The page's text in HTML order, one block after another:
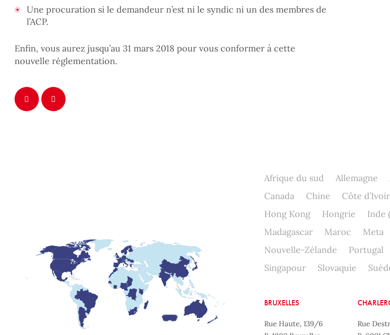
Une procuration si le demandeur n’est ni le syndic ni un des membres de
l’ACP.
Enfin, vous aurez jusqu’au 31 mars 2018 pour vous conformer à cette
nouvelle réglementation.
Afrique du sud Allemagne
Canada
Chine Côte
Hong Kong
Hongrie Inde
Madagascar
Maroc Meta
Nouvelle-Zélande
Portugal
Singapour
Slovaquie
BRUXELLES
Rue Haute, 139/6
Rue